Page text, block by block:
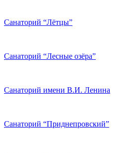
Санаторий “Лётцы”
Санаторий “Лесные озёра”
Санаторий имени В.И. Ленина
Санаторий “Приднепровский”